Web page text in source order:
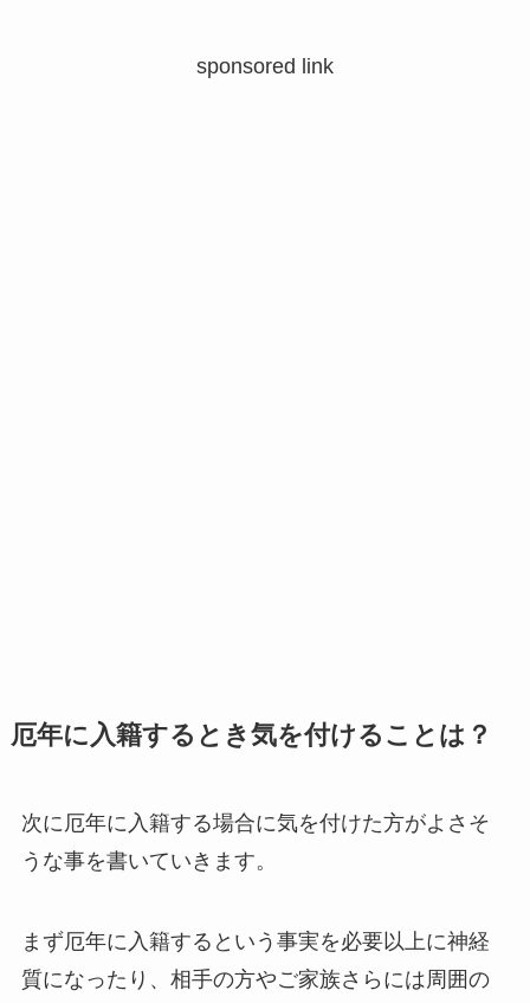
sponsored link
厄年に入籍するとき気を付けることは？
次に厄年に入籍する場合に気を付けた方がよさそ
うな事を書いていきます。
まず厄年に入籍するという事実を必要以上に神経
質になったり、相手の方やご家族さらには周囲の